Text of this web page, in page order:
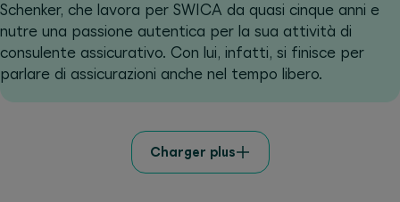
Schenker, che lavora per SWICA da quasi cinque anni e
nutre una passione autentica per la sua attività di
consulente assicurativo. Con lui, infatti, si finisce per
parlare di assicurazioni anche nel tempo libero.
Charger plus